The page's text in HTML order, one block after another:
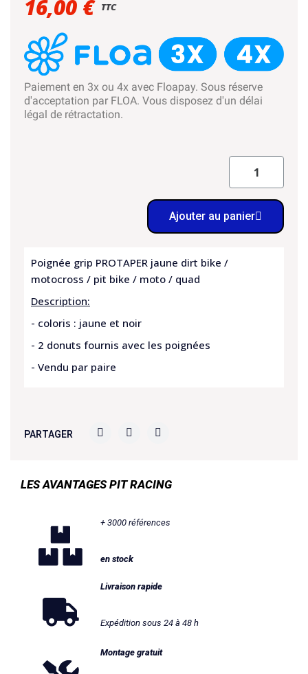
16,00 € TTC
Paiement en 3x ou 4x avec Floapay. Sous réserve
d'acceptation par FLOA. Vous disposez d'un délai
légal de rétractation.
Ajouter au panier
Poignée grip PROTAPER jaune dirt bike /
motocross / pit bike / moto / quad
Description:
- coloris : jaune et noir
- 2 donuts fournis avec les poignées
- Vendu par paire
PARTAGER
LES AVANTAGES PIT RACING
+ 3000 références
en stock
Livraison rapide
Expédition sous 24 à 48 h
Montage gratuit